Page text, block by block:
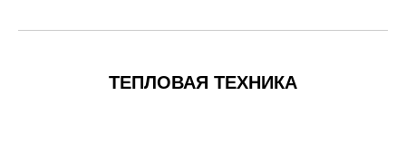
ТЕПЛОВАЯ ТЕХНИКА